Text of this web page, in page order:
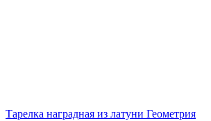
Тарелка наградная из латуни Геометрия